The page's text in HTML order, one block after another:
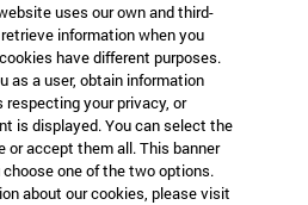
uses our own and third-
information when you
have different purposes.
as a user, obtain information
your privacy, or
is displayed. You can select the
or accept them all. This banner
one of the two options.
about our cookies, please visit